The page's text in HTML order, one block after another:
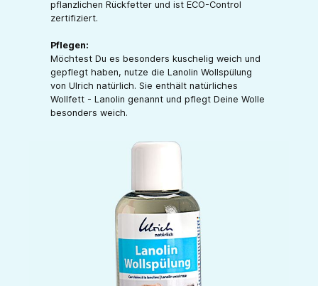
pflanzlichen Rückfetter und ist ECO-Control
zertifiziert.
Pflegen:
Möchtest Du es besonders kuschelig weich und
gepflegt haben, nutze die Lanolin Wollspülung
von Ulrich natürlich. Sie enthält natürliches
Wollfett - Lanolin genannt und pflegt Deine Wolle
besonders weich.